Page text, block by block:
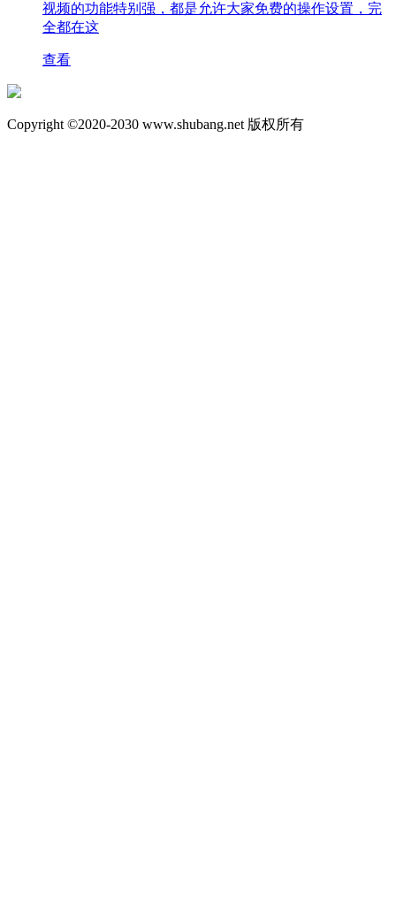
视频的功能特别强，都是允许大家免费的操作设置，完
全都在这
查看
Copyright ©2020-2030 www.shubang.net 版权所有